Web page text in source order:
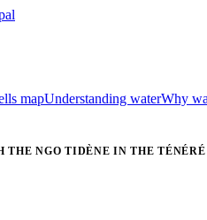
mapUnderstanding waterWhy
THE NGO TIDÈNE IN THE TÉNÉRÉ